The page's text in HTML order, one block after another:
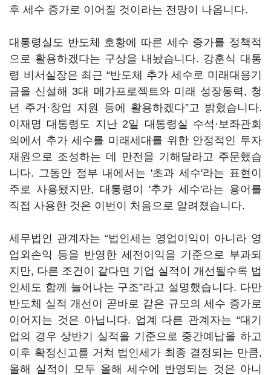
후 세수 증가로 이어질 것이라는 전망이 나옵니다.
대통령실도 반도체 호황에 따른 세수 증가를 정책적
으로 활용하겠다는 구상을 내놨습니다. 강훈식 대통
령 비서실장은 최근 “반도체 추가 세수로 미래대응기
금을 신설해 3대 메가프로젝트와 미래 성장동력, 청
년 주거·창업 지원 등에 활용하겠다”고 밝혔습니다.
이재명 대통령도 지난 2일 대통령실 수석·보좌관회
의에서 추가 세수를 미래세대를 위한 안정적인 투자
재원으로 조성하는 데 만전을 기해달라고 주문했습
니다. 그동안 정부 내에서는 '초과 세수'라는 표현이
주로 사용됐지만, 대통령이 '추가 세수'라는 용어를
직접 사용한 것은 이번이 처음으로 알려졌습니다.
세무법인 관계자는 “법인세는 영업이익이 아니라 영
업외손익 등을 반영한 세전이익을 기준으로 부과되
지만, 다른 조건이 같다면 기업 실적이 개선될수록 법
인세도 함께 늘어나는 구조”라고 설명했습니다. 다만
반도체 실적 개선이 곧바로 같은 규모의 세수 증가로
이어지는 것은 아닙니다. 업계 다른 관계자는 “대기
업의 경우 상반기 실적을 기준으로 중간예납을 하고
이후 확정신고를 거쳐 법인세가 최종 결정되는 만큼,
올해 실적이 모두 올해 세수에 반영되는 것은 아니